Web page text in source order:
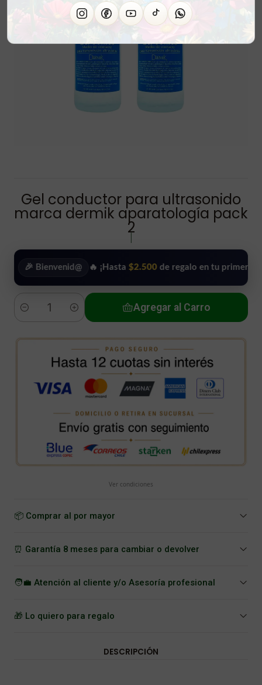
Gel conductor para ultrasonido
marca dermik aparatología pack
2
Bienvenid@ 🔥 ¡Hasta $2.500 de regalo en tu primera compra!
Cantidad
Agregar al Carro
Ver condiciones
📦 Comprar al por mayor
⏰ Garantía 8 meses para cambiar o devolver
🧑‍💼 Atención al cliente y/o Asesoría profesional
🎁 Lo quiero para regalo
DESCRIPCIÓN